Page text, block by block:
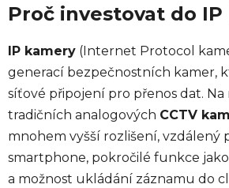
Proč investovat do IP
IP kamery (Internet Protocol
generací bezpečnostních kamer,
síťové připojení pro přenos dat. Na
tradičních analogových CCTV
mnohem vyšší rozlišení, vzdálený
smartphone, pokročilé funkce
a možnost ukládání záznamu do